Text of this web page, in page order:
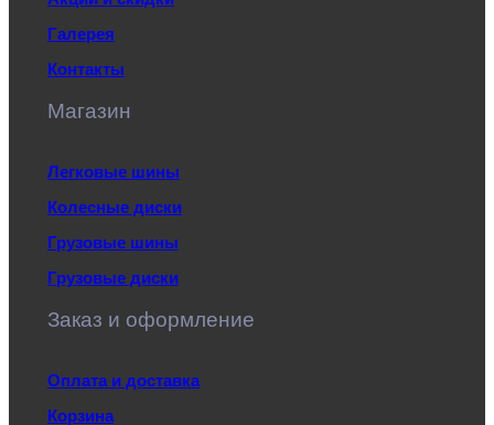
Галерея
Контакты
Магазин
Легковые шины
Колесные диски
Грузовые шины
Грузовые диски
Заказ и оформление
Оплата и доставка
Корзина